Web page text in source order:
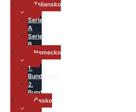
Taliansko
Serie
A
Serie
B
Nemecko
1.
Bundesliga
2.
Bundesliga
Česko